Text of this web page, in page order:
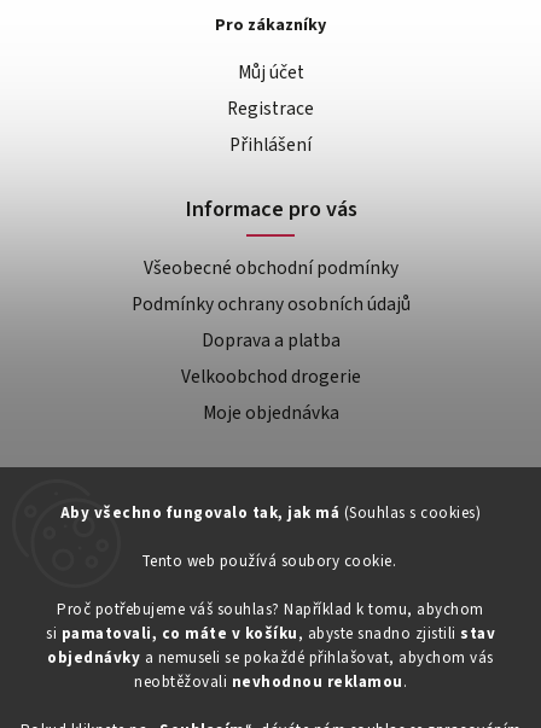
Aby všechno fungovalo tak, jak má (Souhlas s cookies)
Tento web používá soubory cookie.
Proč potřebujeme váš souhlas? Například k tomu, abychom
si pamatovali, co máte v košíku, abyste snadno zjistili stav
objednávky a nemuseli se pokaždé přihlašovat, abychom vás
neobtěžovali nevhodnou reklamou.
734603917
eshop@toner-rl.cz
Pro zákazníky
Můj účet
Registrace
Přihlášení
Informace pro vás
Všeobecné obchodní podmínky
Podmínky ochrany osobních údajů
Doprava a platba
Velkoobchod drogerie
Moje objednávka